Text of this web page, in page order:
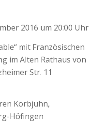
2016 um 20:00 Uhr
mit Französischen
im Alten Rathaus von
Str. 11
Korbjuhn,
Höfingen